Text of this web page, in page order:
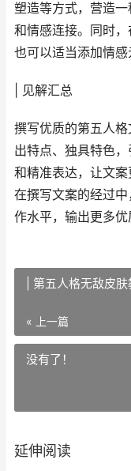
塑造等方式，营造
和情感连接。同时，
也可以适当添加情感
| 见解汇总
撰写优质的第五人
出特点、独具特色
和精准表达，让文案
在撰写文案的经过
作水平，输出更多优
| 第五人格无敌皮
« 上一篇
没有了！
延伸阅读